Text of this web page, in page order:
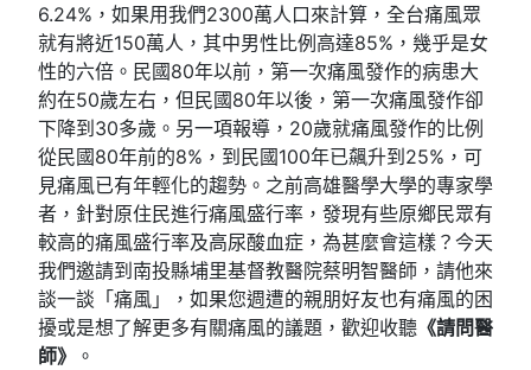
6.24%，如果用我們2300萬人口來計算，全台痛風眾
就有將近150萬人，其中男性比例高達85%，幾乎是女
性的六倍。民國80年以前，第一次痛風發作的病患大
約在50歲左右，但民國80年以後，第一次痛風發作卻
下降到30多歲。另一項報導，20歲就痛風發作的比例
從民國80年前的8%，到民國100年已飆升到25%，可
見痛風已有年輕化的趨勢。之前高雄醫學大學的專家學
者，針對原住民進行痛風盛行率，發現有些原鄉民眾有
較高的痛風盛行率及高尿酸血症，為甚麼會這樣？今天
我們邀請到南投縣埔里基督教醫院蔡明智醫師，請他來
談一談「痛風」，如果您週遭的親朋好友也有痛風的困
擾或是想了解更多有關痛風的議題，歡迎收聽 《請問醫
師》
。